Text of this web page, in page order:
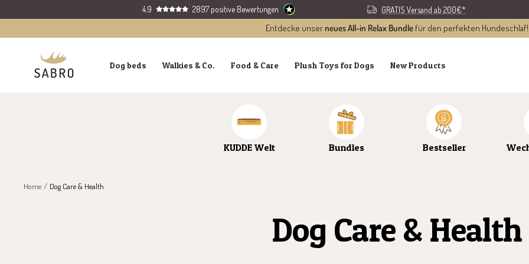
to
content
4.9 2897 positive Bewertungen GRATIS Versand ab 200€*
Entdecke unserneues All-in Relax Bundlefür den perfekten Hundeschlaf!
Dog beds Walkies & Co. Food & Care Plush Toys for Dogs New Products
SABRO
GmbH
KUDDE Welt Bundles Bestseller
Home Dog Care & Health
Dog Care & Health